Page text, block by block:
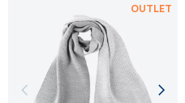
OUTLET